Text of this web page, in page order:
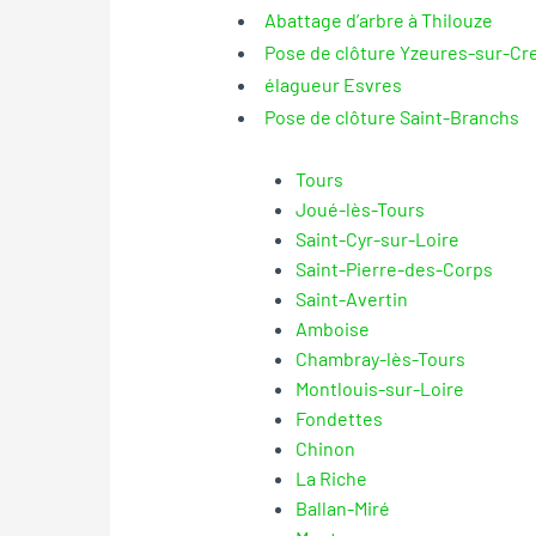
Abattage d’arbre à Thilouze
Pose de clôture Yzeures-sur-
élagueur Esvres
Pose de clôture Saint-Branchs
Tours
Joué-lès-Tours
Saint-Cyr-sur-Loire
Saint-Pierre-des-Corps
Saint-Avertin
Amboise
Chambray-lès-Tours
Montlouis-sur-Loire
Fondettes
Chinon
La Riche
Ballan-Miré